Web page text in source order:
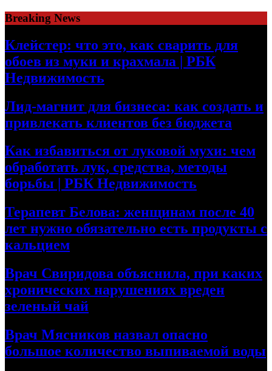
Skip
to
content
Breaking News
Клейстер: что это, как сварить для
обоев из муки и крахмала | РБК
Недвижимость
Лид-магнит для бизнеса: как создать и
привлекать клиентов без бюджета
Как избавиться от луковой мухи: чем
обработать лук, средства, методы
борьбы | РБК Недвижимость
Терапевт Белова: женщинам после 40
лет нужно обязательно есть продукты с
кальцием
Врач Свиридова объяснила, при каких
хронических нарушениях вреден
зеленый чай
Врач Мясников назвал опасно
большое количество выпиваемой воды